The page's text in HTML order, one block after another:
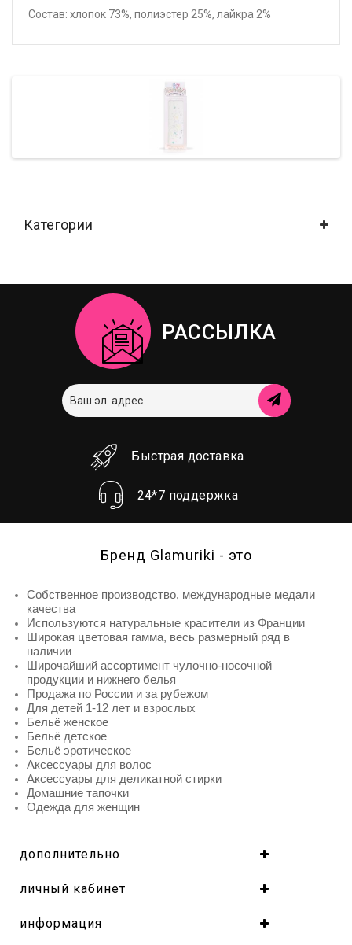
Состав: хлопок 73%, полиэстер 25%, лайкра 2%
Категории
РАССЫЛКА
Быстрая доставка
24*7 поддержка
Бренд Glamuriki - это
Собственное производство, международные медали
качества
Используются натуральные красители из Франции
Широкая цветовая гамма, весь размерный ряд в
наличии
Широчайший ассортимент чулочно-носочной
продукции и нижнего белья
Продажа по России и за рубежом
Для детей 1-12 лет и взрослых
Бельё женское
Бельё детское
Бельё эротическое
Аксессуары для волос
Аксессуары для деликатной стирки
Домашние тапочки
Одежда для женщин
дополнительно
личный кабинет
информация